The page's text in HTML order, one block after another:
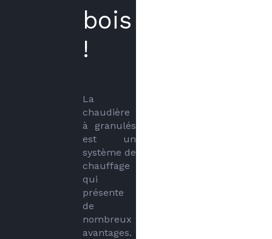
bois
!
La
chaudière
à granulés
est un
système de
chauffage
qui
présente
de
nombreux
avantages.